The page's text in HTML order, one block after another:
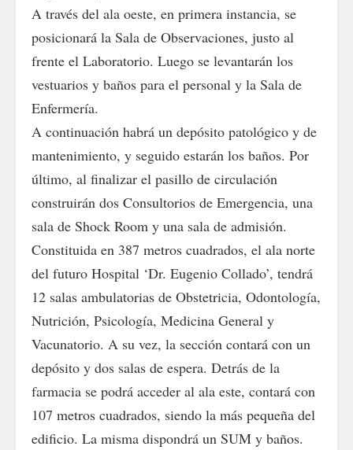
A través del ala oeste, en primera instancia, se
posicionará la Sala de Observaciones, justo al
frente el Laboratorio. Luego se levantarán los
vestuarios y baños para el personal y la Sala de
Enfermería.
A continuación habrá un depósito patológico y de
mantenimiento, y seguido estarán los baños. Por
último, al finalizar el pasillo de circulación
construirán dos Consultorios de Emergencia, una
sala de Shock Room y una sala de admisión.
Constituida en 387 metros cuadrados, el ala norte
del futuro Hospital ‘Dr. Eugenio Collado’, tendrá
12 salas ambulatorias de Obstetricia, Odontología,
Nutrición, Psicología, Medicina General y
Vacunatorio. A su vez, la sección contará con un
depósito y dos salas de espera. Detrás de la
farmacia se podrá acceder al ala este, contará con
107 metros cuadrados, siendo la más pequeña del
edificio. La misma dispondrá un SUM y baños.